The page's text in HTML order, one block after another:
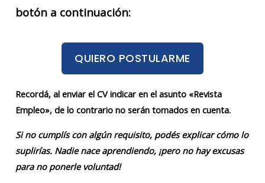
botón a continuación:
QUIERO POSTULARME
Recordá, al enviar el CV indicar en el asunto «Revista
Empleo», de lo contrario no serán tomados en cuenta.
Si no cumplís con algún requisito, podés explicar cómo lo
suplirías. Nadie nace aprendiendo, ¡pero no hay excusas
para no ponerle voluntad!